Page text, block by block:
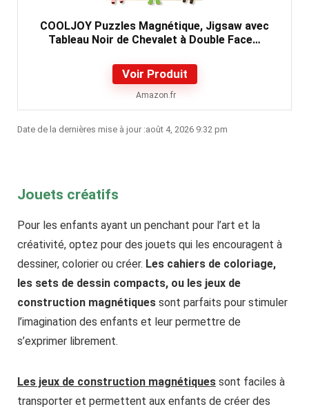
COOLJOY Puzzles Magnétique, Jigsaw avec
Tableau Noir de Chevalet à Double Face…
Voir Produit
Amazon.fr
Date de la dernières mise à jour :août 4, 2026 9:32 pm
Jouets créatifs
Pour les enfants ayant un penchant pour l’art et la
créativité, optez pour des jouets qui les encouragent à
dessiner, colorier ou créer. Les cahiers de coloriage,
les sets de dessin compacts, ou les jeux de
construction magnétiques sont parfaits pour stimuler
l’imagination des enfants et leur permettre de
s’exprimer librement.
Les jeux de construction magnétiques sont faciles à
transporter et permettent aux enfants de créer des